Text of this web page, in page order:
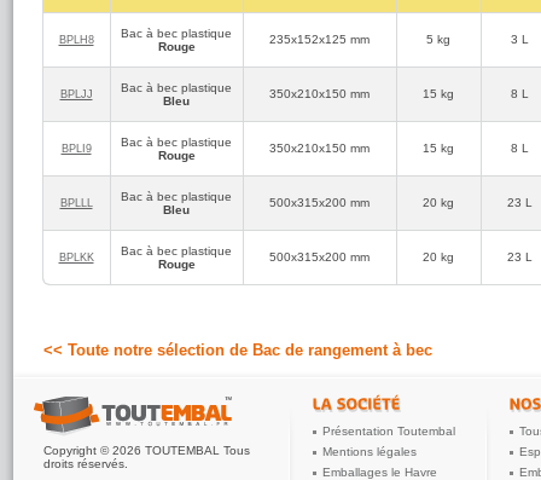
BPLH8
Bac à bec plastique
Rouge
235x152x125 mm 5 kg 3 L
BPLJJ
Bac à bec plastique
Bleu
350x210x150 mm 15 kg 8 L
BPLI9
Bac à bec plastique
Rouge
350x210x150 mm 15 kg 8 L
BPLLL
Bac à bec plastique
Bleu
500x315x200 mm 20 kg 23 L
BPLKK
Bac à bec plastique
Rouge
500x315x200 mm 20 kg 23 L
<< Toute notre sélection de Bac de rangement à bec
Copyright © 2026 TOUTEMBAL Tous
droits réservés.
Présentation Toutembal
Mentions légales
Emballages le Havre